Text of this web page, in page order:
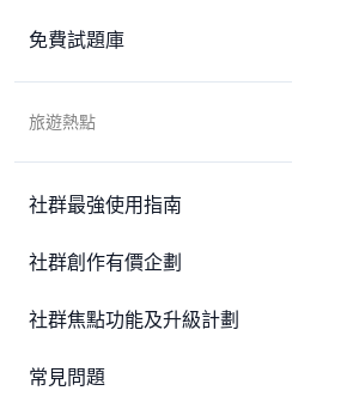
免費試題庫
旅遊熱點
社群最強使用指南
社群創作有價企劃
社群焦點功能及升級計劃
常見問題